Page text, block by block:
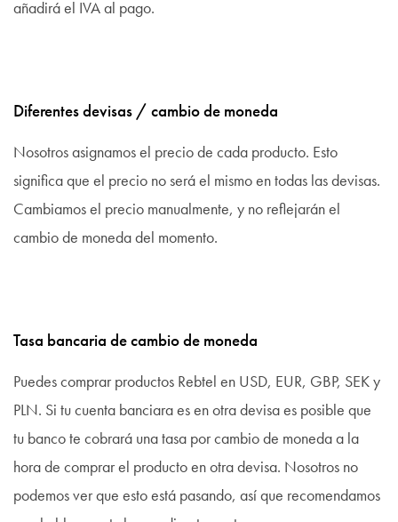
añadirá el IVA al pago.
Diferentes devisas / cambio de moneda
Nosotros asignamos el precio de cada producto. Esto
significa que el precio no será el mismo en todas las devisas.
Cambiamos el precio manualmente, y no reflejarán el
cambio de moneda del momento.
Tasa bancaria de cambio de moneda
Puedes comprar productos Rebtel en USD, EUR, GBP, SEK y
PLN. Si tu cuenta banciara es en otra devisa es posible que
tu banco te cobrará una tasa por cambio de moneda a la
hora de comprar el producto en otra devisa. Nosotros no
podemos ver que esto está pasando, así que recomendamos